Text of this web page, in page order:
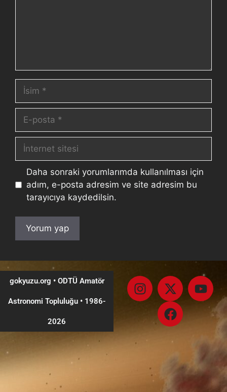
Daha sonraki yorumlarımda kullanılması için
adım, e-posta adresim ve site adresim bu
tarayıcıya kaydedilsin.
gokyuzu.org • ODTÜ Amatör
Astronomi Topluluğu •1986-
2026